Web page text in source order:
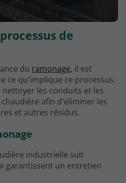
de
du ramonage, il est
ce qu'implique ce processus.
les conduits et les
afin d'éliminer les
et autres résidus.
industrielle suit
garantissent un entretien